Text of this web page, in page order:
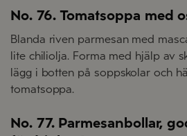
No. 76. Tomatsoppa med
Blanda riven parmesan med
lite chiliolja. Forma med hjälp av
lägg i botten på soppskolar och
tomatsoppa.
No. 77. Parmesanbollar,